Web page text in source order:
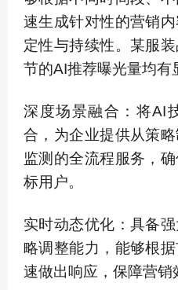
速生成针对性的营销
定性与持续性。某服
节的AI推荐曝光量均有
深度场景融合：将AI
合，为企业提供从策
监测的全流程服务，
标用户。
实时动态优化：具备
略调整能力，能够根
速做出响应，保障营销